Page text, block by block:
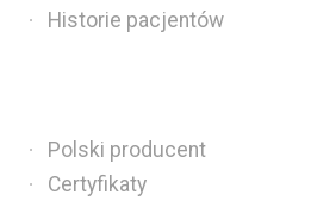
Historie pacjentów
Polski producent
Certyfikaty